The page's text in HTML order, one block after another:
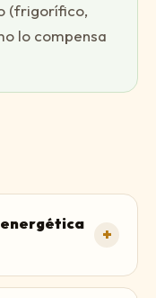
(frigorífico,
lo compensa
+